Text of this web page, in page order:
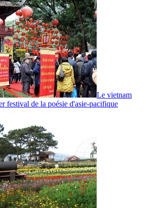
Le vietnam
festival de la poésie d'asie-pacifique